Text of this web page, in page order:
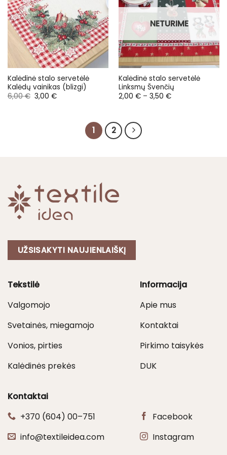
Kalėdinė stalo servetėlė
Kalėdų vainikas (blizgi)
6,00€ Original
price
3,00 €Current
NETURIME
Kalėdinė stalo servetėlė
Linksmų Švenčių
2,00 € – 3,50 €Price
1 2
UŽSISAKYTI NAUJIENLAIŠKĮ
Tekstilė
Valgomojo
Svetainės, miegamojo
Vonios, pirties
Kalėdinės prekės
Informacija
Apie mus
Kontaktai
Pirkimo taisykės
DUK
Kontaktai
+370 (604) 00–751
info@textileidea.com
Facebook
Instagram